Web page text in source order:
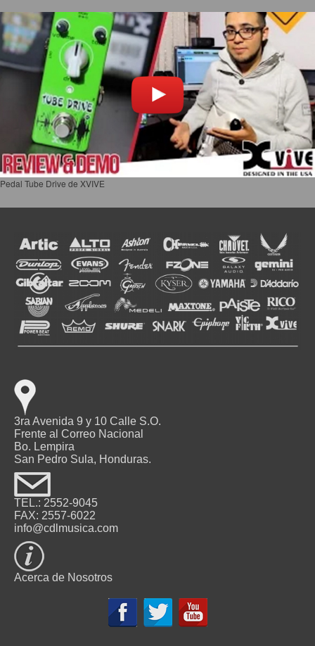
Pedal Tube Drive de XVIVE
3ra Avenida 9 y 10 Calle S.O.
Frente al Correo Nacional
Bo. Lempira
San Pedro Sula, Honduras.
TEL.: 2552-9045
FAX: 2557-6022
info@cdlmusica.com
Acerca de Nosotros